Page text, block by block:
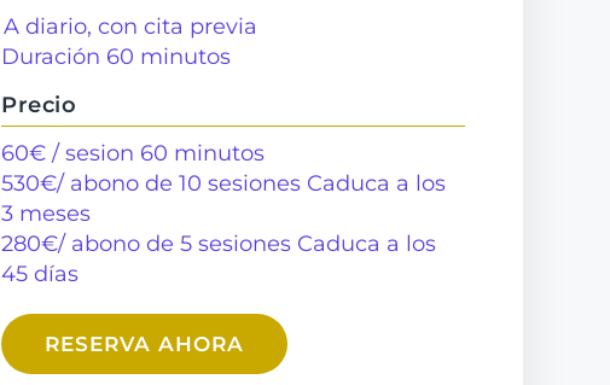
A diario, con cita previa
Duración 60 minutos
Precio
60€ / sesion 60 minutos
530€/ abono de 10 sesiones Caduca a los
3 meses
280€/ abono de 5 sesiones Caduca a los
45 días
RESERVA AHORA